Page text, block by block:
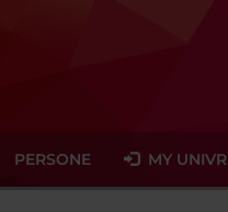
PERSONE MY UNIVR